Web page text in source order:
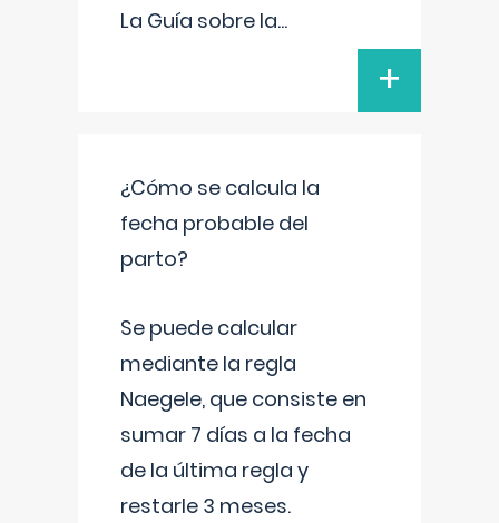
La Guía sobre la...
+
¿Cómo se calcula la
fecha probable del
parto?
Se puede calcular
mediante la regla
Naegele, que consiste en
sumar 7 días a la fecha
de la última regla y
restarle 3 meses.